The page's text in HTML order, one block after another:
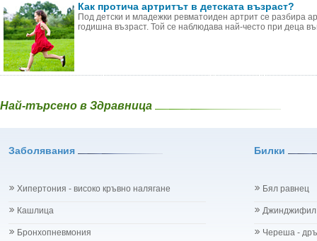
Как протича артритът в детската възраст?
Под детски и младежки ревматоиден артрит се разбира
годишна възраст. Той се наблюдава най-често при деца
Най-търсено в Здравница
Заболявания Билки
Хипертония - високо кръвно налягане
Кашлица
Бронхопневмония
Бял равнец
Джинджифил
Череша -